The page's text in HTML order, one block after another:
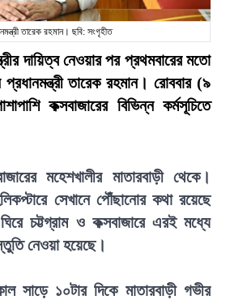
তারেক রহমান। ছবি: সংগৃহীত
দায়িত্ব নেওয়ার পর প্রথমবারের মতো
প্রধানমন্ত্রী তারেক রহমান। রোববার (৯
কক্সবাজারের বিভিন্ন কর্মসূচিতে
মহেশখালীর মাতারবাড়ী থেকে।
সেখানে পৌঁছানোর কথা রয়েছে
চট্টগ্রাম ও কক্সবাজারে এরই মধ্যে
নেওয়া হয়েছে।
সাড়ে ১০টার দিকে মাতারবাড়ী গভীর